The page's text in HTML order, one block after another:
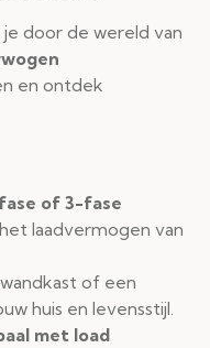
door de wereld van
en ontdek
of 3-fase
laadvermogen van
of een
huis en levensstijl.
met load